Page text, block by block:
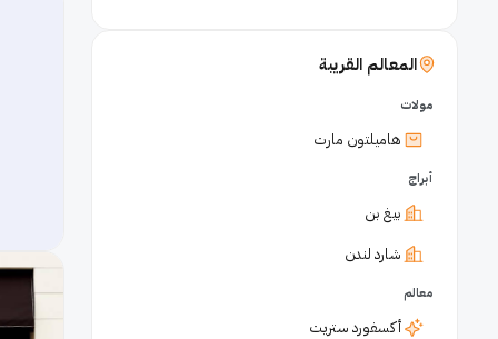
المعالم القريبة
مولات
هاميلتون مارت
أبراج
بيغ بن
شارد لندن
معالم
أكسفورد ستريت